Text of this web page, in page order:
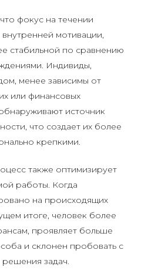
фокус на течении
мотивации,
стабильной по сравнению
Индивиды,
менее зависимы от
или финансовых
источник
что создает их более
крепкими.
также оптимизирует
работы. Когда
на происходящих
итоге, человек более
проявляет больше
и склонен пробовать с
задач.